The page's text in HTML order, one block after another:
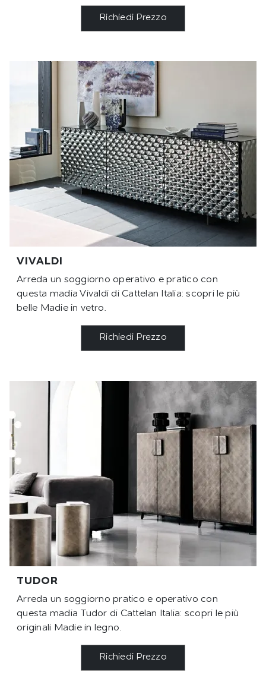
Richiedi Prezzo
VIVALDI
Arreda un soggiorno operativo e pratico con
questa madia Vivaldi di Cattelan Italia: scopri le più
belle Madie in vetro.
Richiedi Prezzo
TUDOR
Arreda un soggiorno pratico e operativo con
questa madia Tudor di Cattelan Italia: scopri le più
originali Madie in legno.
Richiedi Prezzo